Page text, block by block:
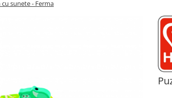
sunete - Ferma